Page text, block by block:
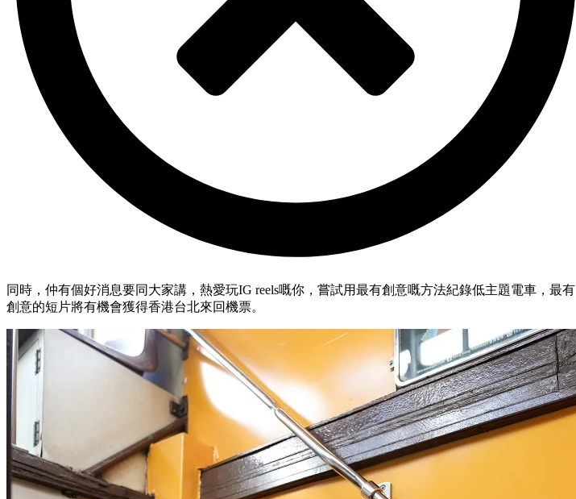
同時，仲有個好消息要同大家講，熱愛玩IG reels嘅你，嘗試用最有創意嘅方法紀錄低主題電車，最有
創意的短片將有機會獲得香港台北來回機票。